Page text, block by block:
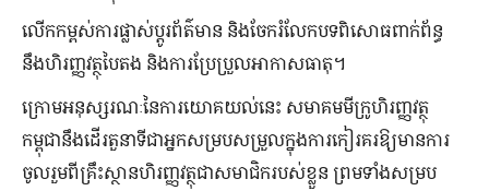
លើកកម្ពស់ការផ្លាស់ប្តូរព័ត៌មាន និងចែករំលែកបទពិសោធពាក់ព័ន្ធ
នឹងហិរញ្ញវត្ថុបៃតង និងការប្រែប្រួលអាកាសធាតុ។
ក្រោមអនុស្សរណៈនៃការយោគយល់នេះ សមាគមមីក្រូហិរញ្ញវត្ថុ
កម្ពុជានឹងដើរតួនាទីជាអ្នកសម្របសម្រួលក្នុងការកៀរគរឱ្យមានការ
ចូលរួមពីគ្រឹះស្ថានហិរញ្ញវត្ថុជាសមាជិករបស់ខ្លួន ព្រមទាំងសម្រប